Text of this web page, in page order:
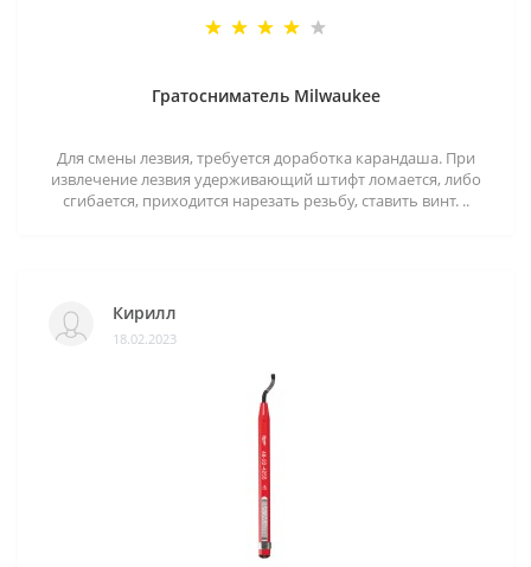
Гратосниматель Milwaukee
Для смены лезвия, требуется доработка карандаша. При
извлечение лезвия удерживающий штифт ломается, либо
сгибается, приходится нарезать резьбу, ставить винт. ..
Кирилл
18.02.2023